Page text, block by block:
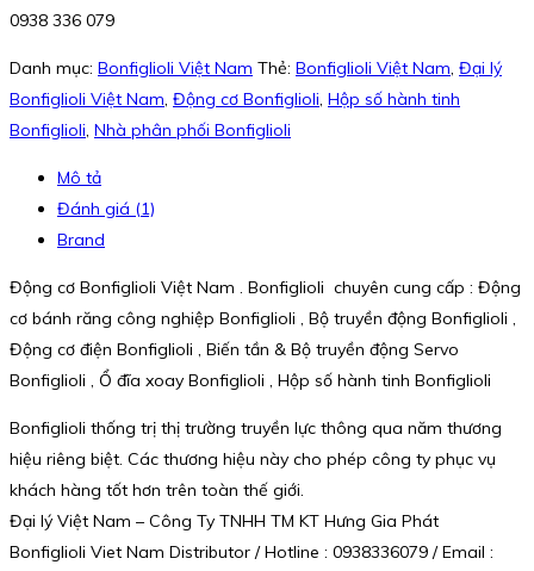
0938 336 079
Danh mục: Bonfiglioli Việt Nam Thẻ: Bonfiglioli Việt Nam, Đại lý
Bonfiglioli Việt Nam, Động cơ Bonfiglioli, Hộp số hành tinh
Bonfiglioli, Nhà phân phối Bonfiglioli
Mô tả
Đánh giá (1)
Brand
Động cơ Bonfiglioli Việt Nam . Bonfiglioli chuyên cung cấp : Động
cơ bánh răng công nghiệp Bonfiglioli , Bộ truyền động Bonfiglioli ,
Động cơ điện Bonfiglioli , Biến tần & Bộ truyền động Servo
Bonfiglioli , Ổ đĩa xoay Bonfiglioli , Hộp số hành tinh Bonfiglioli
Bonfiglioli thống trị thị trường truyền lực thông qua năm thương
hiệu riêng biệt. Các thương hiệu này cho phép công ty phục vụ
khách hàng tốt hơn trên toàn thế giới.
Đại lý Việt Nam – Công Ty TNHH TM KT Hưng Gia Phát
Bonfiglioli Viet Nam Distributor / Hotline : 0938336079 / Email :